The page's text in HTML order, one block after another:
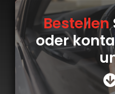
Bestellen
oder